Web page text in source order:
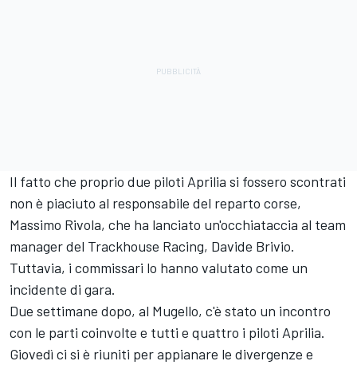
Il fatto che proprio due piloti Aprilia si fossero scontrati
non è piaciuto al responsabile del reparto corse,
Massimo Rivola, che ha lanciato un'occhiataccia al team
manager del Trackhouse Racing, Davide Brivio.
Tuttavia, i commissari lo hanno valutato come un
incidente di gara.
Due settimane dopo, al Mugello, c'è stato un incontro
con le parti coinvolte e tutti e quattro i piloti Aprilia.
Giovedì ci si è riuniti per appianare le divergenze e